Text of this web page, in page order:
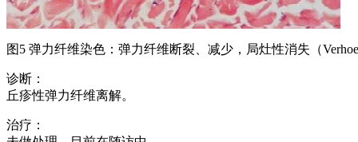
图5 弹力纤维染色：弹力纤维断裂、减少，局灶性消失（
诊断：
丘疹性弹力纤维离解。
治疗：